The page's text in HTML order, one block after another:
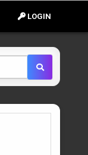
LOGIN